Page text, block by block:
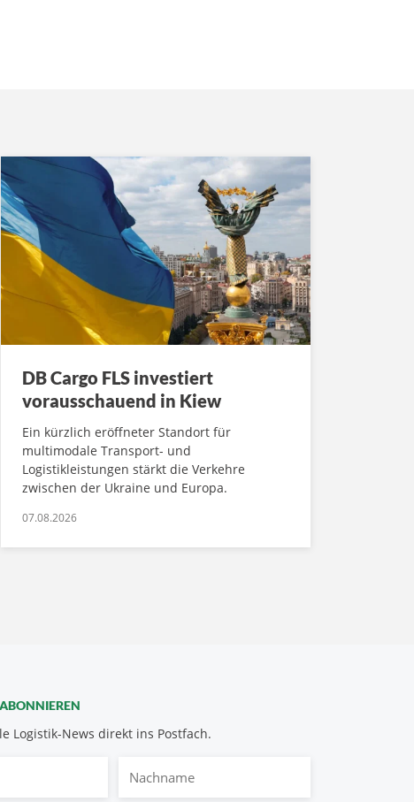
DB Cargo FLS investiert
vorausschauend in Kiew
Ein kürzlich eröffneter Standort für
multimodale Transport- und
Logistikleistungen stärkt die Verkehre
zwischen der Ukraine und Europa.
07.08.2026
Logistik-News direkt ins Postfach.